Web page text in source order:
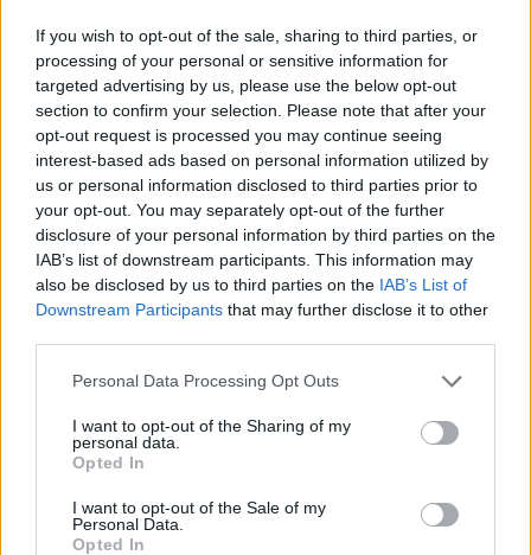
If you wish to opt-out of the sale, sharing to third parties, or
processing of your personal or sensitive information for
targeted advertising by us, please use the below opt-out
section to confirm your selection. Please note that after your
opt-out request is processed you may continue seeing
interest-based ads based on personal information utilized by
us or personal information disclosed to third parties prior to
your opt-out. You may separately opt-out of the further
disclosure of your personal information by third parties on the
IAB’s list of downstream participants. This information may
also be disclosed by us to third parties on the IAB’s List of
Downstream Participants that may further disclose it to other
Personal Data Processing Opt Outs
I want to opt-out of the Sharing of my
personal data.
Opted In
I want to opt-out of the Sale of my
Personal Data.
Opted In
Λ.Μενδώνη προς ΚΑΣ: Και
τώρα τρέχουμε περισσότερο
Ανακοινώθηκαν νέοι Γενικοί
Γραμματείς σε τρία υπουργεία
– Ποιοι είναι
ΠΑΣΟΚ: Κατέρρευσε με κρότο
η "διαφάνεια" του Υπουργείου
Γραμματέων - Βαριά
εκτεθειμένη η κυβέρνηση